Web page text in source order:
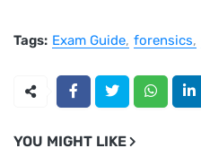
Tags: Exam Guide forensics
YOU MIGHT LIKE